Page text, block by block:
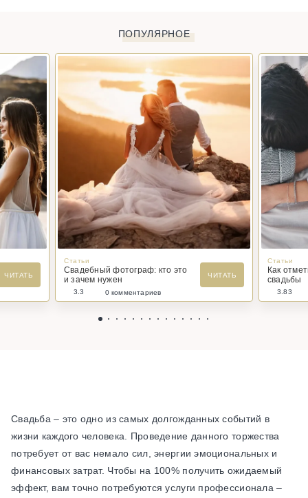
ПОПУЛЯРНОЕ
ЧИТАТЬ
Статьи
Свадебный фотограф: кто это
и зачем нужен
ЧИТАТЬ
3.3 0 комментариев
Статьи
Как
свадьбы
3.83
Свадьба – это одно из самых долгожданных событий в
жизни каждого человека. Проведение данного торжества
потребует от вас немало сил, энергии эмоциональных и
финансовых затрат. Чтобы на 100% получить ожидаемый
эффект, вам точно потребуются услуги профессионала –